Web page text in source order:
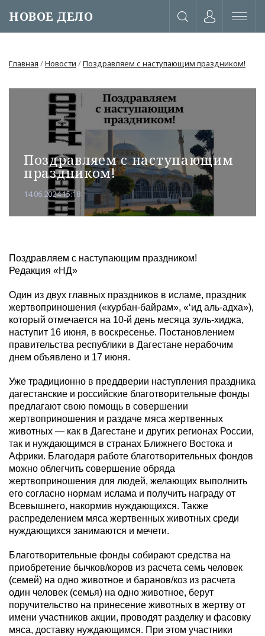
НОВОЕ ДЕЛО
Главная /Новости /Поздравляем с наступающим праздником!
Поздравляем с наступающим
праздником!
14.06.2024 15:18
Поздравляем с наступающим праздником!
Редакция «НД»
Один из двух главных праздников в исламе, праздник
жертвоприношения («курбан-байрам», «‘ид аль-адха»),
который отмечается на 10-й день месяца зуль-хиджа,
наступит 16 июня, в воскресенье. Постановлением
правительства республики в Дагестане нерабочим
днем объявлено и 17 июня.
Уже традиционно в преддверии наступления праздника
дагестанские и российские благотворительные фонды
предлагают свою помощь в совершении
жертвоприношения и раздаче мяса жертвенных
животных — как в Дагестане и других регионах России,
так и нуждающимся в странах Ближнего Востока и
Африки. Благодаря работе благотворительных фондов
можно облегчить совершение обряда
жертвоприношения для людей, желающих выполнить
его согласно нормам ислама и получить награду от
Всевышнего, накормив нуждающихся. Также
распределением мяса жертвенных животных среди
нуждающихся занимаются и мечети.
Благотворительные фонды собирают средства на
приобретение бычков/коров из расчета семь человек
(семей) на одно животное и баранов/коз из расчета
один человек (семья) на одно животное, берут
поручительство на принесение животных в жертву от
имени участников акции, проводят разделку и фасовку
мяса, доставку нуждающимся. При этом участники